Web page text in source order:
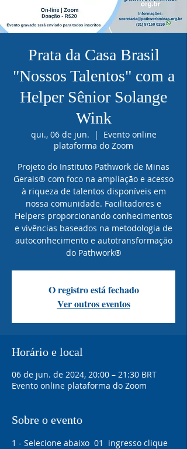
Prata da Casa Brasil
"Nossos Talentos" com a
Helper Sênior Solange
Wink
qui., 06 de jun.
  |
Evento online
plataforma do Zoom
Projeto do Instituto Pathwork de Minas
Gerais® com foco na ampliação e acesso
à riqueza de talentos disponíveis em
nossa comunidade. Facilitadores e
Helpers proporcionando conhecimentos
e vivências baseados na metodologia de
autoconhecimento e autotransformação
do Pathwork®
O registro está fechado
Ver outros eventos
Horário e local
06 de jun. de 2024, 20:00 – 21:30 BRT
Evento online plataforma do Zoom
Sobre o evento
1 - Selecione abaixo  01  ingresso clique